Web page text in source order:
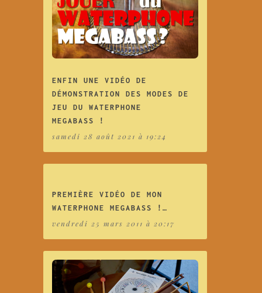
ENFIN UNE VIDÉO DE
DÉMONSTRATION DES MODES DE
JEU DU WATERPHONE
MEGABASS !
samedi 28 août 2021 à 19:24
PREMIÈRE VIDÉO DE MON
WATERPHONE MEGABASS !…
vendredi 25 mars 2011 à 20:17